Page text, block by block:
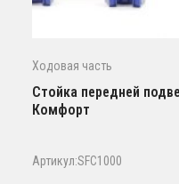
Ходовая часть
Стойка передней
Комфорт
Артикул:SFC1000